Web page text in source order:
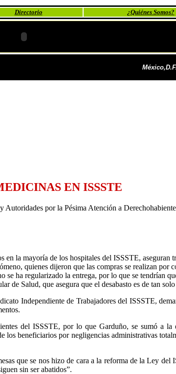
Directorio ¿Quiénes Somos?
EN ISSSTE
Autoridades por la Pésima Atención a
en la mayoría de los hospitales del ISSSTE,
quienes dijeron que las compras se realizan por
se ha regularizado la entrega, por lo que se tendrían
de Salud, que asegura que el desabasto es de tan
Independiente de Trabajadores del ISSSTE,
del ISSSTE, por lo que Garduño, se sumó a
los beneficiarios por negligencias administrativas
que se nos hizo de cara a la reforma de la Ley del
sin ser abatidos”.